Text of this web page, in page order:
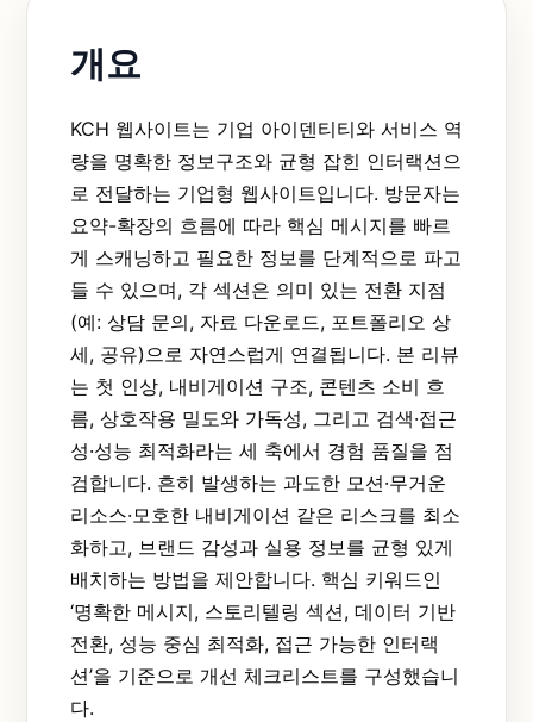
개요
KCH 웹사이트는 기업 아이덴티티와 서비스 역
량을 명확한 정보구조와 균형 잡힌 인터랙션으
로 전달하는 기업형 웹사이트입니다. 방문자는
요약-확장의 흐름에 따라 핵심 메시지를 빠르
게 스캐닝하고 필요한 정보를 단계적으로 파고
들 수 있으며, 각 섹션은 의미 있는 전환 지점
(예: 상담 문의, 자료 다운로드, 포트폴리오 상
세, 공유)으로 자연스럽게 연결됩니다. 본 리뷰
는 첫 인상, 내비게이션 구조, 콘텐츠 소비 흐
름, 상호작용 밀도와 가독성, 그리고 검색·접근
성·성능 최적화라는 세 축에서 경험 품질을 점
검합니다. 흔히 발생하는 과도한 모션·무거운
리소스·모호한 내비게이션 같은 리스크를 최소
화하고, 브랜드 감성과 실용 정보를 균형 있게
배치하는 방법을 제안합니다. 핵심 키워드인
‘명확한 메시지, 스토리텔링 섹션, 데이터 기반
전환, 성능 중심 최적화, 접근 가능한 인터랙
션’을 기준으로 개선 체크리스트를 구성했습니
다.